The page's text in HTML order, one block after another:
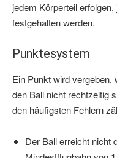
jedem Körperteil
festgehalten werden.
Punktesystem
Ein Punkt wird
den Ball nicht rechtzeitig
den häufigsten Fehlern
Der Ball erreicht nicht